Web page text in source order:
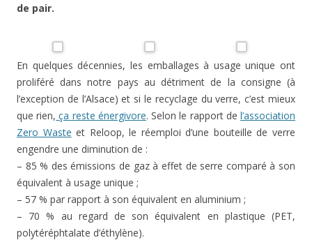
de pair.
En quelques décennies, les emballages à usage unique ont
proliféré dans notre pays au détriment de la consigne (à
l’exception de l’Alsace) et si le recyclage du verre, c’est mieux
que rien, ça reste énergivore. Selon le rapport del’association
Zero Waste et Reloop, le réemploi d’une bouteille de verre
engendre une diminution de :
– 85 % des émissions de gaz à effet de serre comparé à son
équivalent à usage unique ;
– 57 % par rapport à son équivalent en aluminium ;
– 70 % au regard de son équivalent en plastique (PET,
polytéréphtalate d’éthylène).